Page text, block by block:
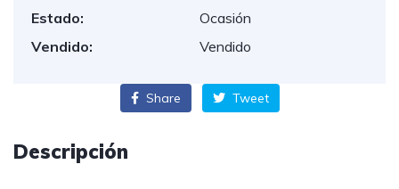
Estado:
Ocasión
Vendido:
Vendido
Share Tweet
Descripción